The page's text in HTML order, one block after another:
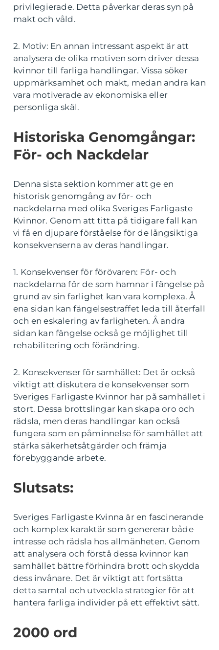
privilegierade. Detta påverkar deras syn på
makt och våld.
2. Motiv: En annan intressant aspekt är att
analysera de olika motiven som driver dessa
kvinnor till farliga handlingar. Vissa söker
uppmärksamhet och makt, medan andra kan
vara motiverade av ekonomiska eller
personliga skäl.
Historiska Genomgångar:
För- och Nackdelar
Denna sista sektion kommer att ge en
historisk genomgång av för- och
nackdelarna med olika Sveriges Farligaste
Kvinnor. Genom att titta på tidigare fall kan
vi få en djupare förståelse för de långsiktiga
konsekvenserna av deras handlingar.
1. Konsekvenser för förövaren: För- och
nackdelarna för de som hamnar i fängelse på
grund av sin farlighet kan vara komplexa. Å
ena sidan kan fängelsestraffet leda till återfall
och en eskalering av farligheten. Å andra
sidan kan fängelse också ge möjlighet till
rehabilitering och förändring.
2. Konsekvenser för samhället: Det är också
viktigt att diskutera de konsekvenser som
Sveriges Farligaste Kvinnor har på samhället i
stort. Dessa brottslingar kan skapa oro och
rädsla, men deras handlingar kan också
fungera som en påminnelse för samhället att
stärka säkerhetsåtgärder och främja
förebyggande arbete.
Slutsats:
Sveriges Farligaste Kvinna är en fascinerande
och komplex karaktär som genererar både
intresse och rädsla hos allmänheten. Genom
att analysera och förstå dessa kvinnor kan
samhället bättre förhindra brott och skydda
dess invånare. Det är viktigt att fortsätta
detta samtal och utveckla strategier för att
hantera farliga individer på ett effektivt sätt.
2000 ord